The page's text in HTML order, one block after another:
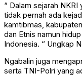
“ Dalam sejarah
tidak pernah ada
kamtibmas,
dan Etnis namun
Indonesia. “ Ungkap
Ngabalin juga
serta TNI-Polri yang